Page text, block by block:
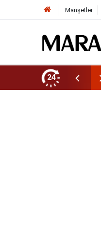
Manşetler
24
Müdür Ataması